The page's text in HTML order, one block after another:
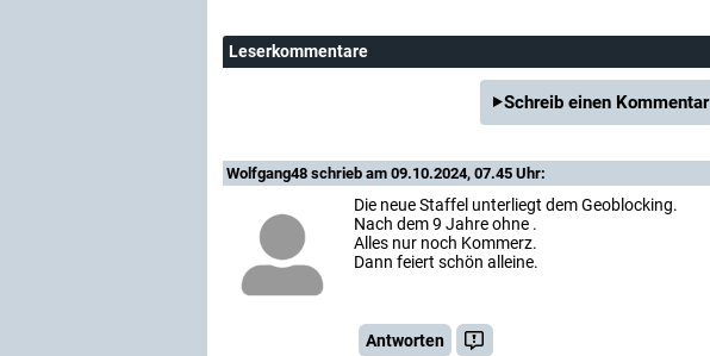
Leserkommentare
Schreib einen Kommentar
Wolfgang48 schrieb am 09.10.2024, 07.45 Uhr:
Die neue Staffel unterliegt dem Geoblocking.
Nach dem 9 Jahre ohne .
Alles nur noch Kommerz.
Dann feiert schön alleine.
Antworten